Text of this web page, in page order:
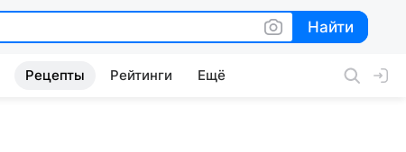
Найти
Найти
Рецепты Рейтинги Ещё